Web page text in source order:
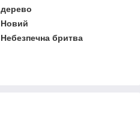
дерево
Новий
Небезпечна бритва